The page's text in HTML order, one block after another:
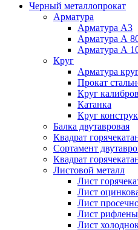
Черный металлопрокат
Арматура
Арматура А3
Арматура А
Арматура А
Круг
Арматура
Прокат
Круг
Катанка
Круг
Балка двутавровая
Квадрат
Сортамент
Квадрат
Листовой металл
Лист
Лист
Лист
Лист
Лист